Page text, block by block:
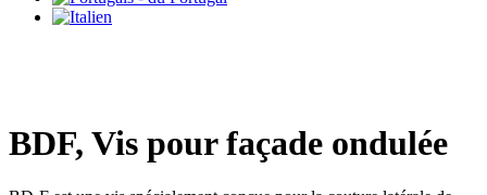
BDF, Vis pour façade ondulée